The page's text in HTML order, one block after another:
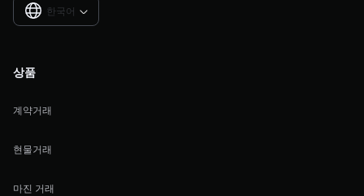
한국어 
상품
계약거래
현물거래
마진 거래